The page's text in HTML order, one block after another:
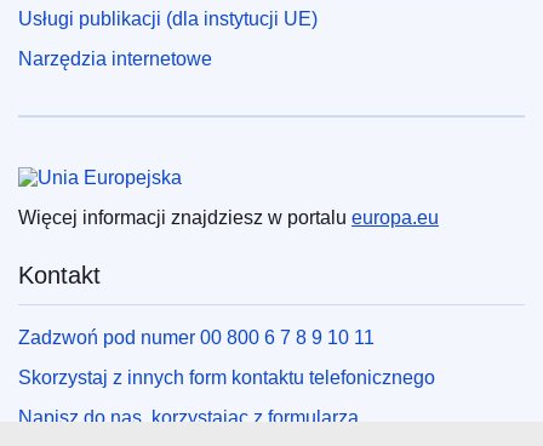
Usługi publikacji (dla instytucji UE)
Narzędzia internetowe
Więcej informacji znajdziesz w portalu europa.eu
Kontakt
Zadzwoń pod numer 00 800 6 7 8 9 10 11
Skorzystaj z innych form kontaktu telefonicznego
Napisz do nas, korzystając z formularza